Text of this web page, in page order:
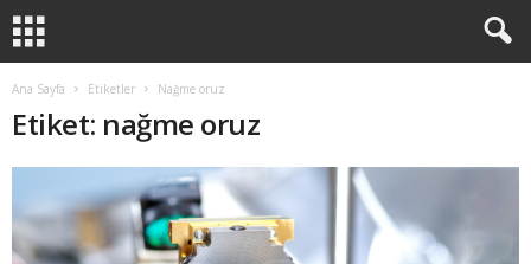
Ana Sayfa Etiketler Nağme oruz
Etiket: nağme oruz